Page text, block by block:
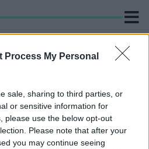
Process My Personal
sale, sharing to third parties, or
or sensitive information for
please use the below opt-out
Please note that after your
you may continue seeing
Vagyonhasznosító és
Zrt" cimkével ellátva.